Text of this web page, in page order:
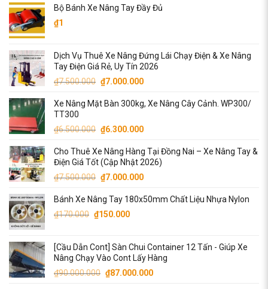
là:
tại
Bộ Bánh Xe Nâng Tay Đầy Đủ
₫1
Dịch Vụ Thuê Xe Nâng Đứng Lái Chạy Điện & Xe Nâng
Tay Điện Giá Rẻ, Uy Tín 2026
₫7.500.000 Giá
là:
₫7.000.000Giá
tại
₫7.000.000.
Xe Nâng Mặt Bàn 300kg, Xe Nâng Cây Cảnh. WP300/
TT300
₫6.500.000 Giá
là:
₫6.500.000.
₫6.300.000Giá
tại
là:
₫6.300.000.
Cho Thuê Xe Nâng Hàng Tại Đồng Nai – Xe Nâng Tay &
Điện Giá Tốt (Cập Nhật 2026)
₫7.500.000 Giá
là:
₫7.500.000.
₫7.000.000Giá
tại
Bánh Xe Nâng Tay 180x50mm Chất Liệu Nhựa Nylon
₫170.000 Giá
₫170.000.
₫150.000Giá
là:
₫150.000.
[Cầu Dẫn Cont] Sàn Chui Container 12 Tấn - Giúp Xe
Nâng Chạy Vào Cont Lấy Hàng
₫90.000.000 Giá
₫87.000.000Giá